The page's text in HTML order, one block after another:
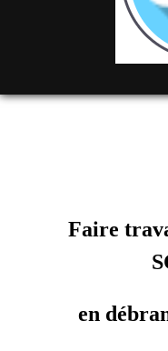
Faire
en